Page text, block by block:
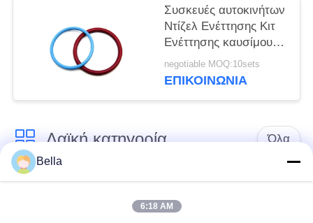
Συσκευές αυτοκινήτων
Ντίζελ Ενέττησης Κιτ
Ενέττησης καυσίμου
Κιτ επισκευής για C13
C15 O-ring
negotiable MOQ:10sets
ΕΠΙΚΟΙΝΩΝΙΑ
Λαϊκή κατηγορία Όλα
Κοινό ακροφύσιο
ραγών
Bella
6:18 AM